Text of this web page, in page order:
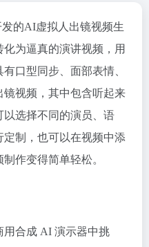
发的AI虚拟人出镜视频生
为逼真的演讲视频，用
口型同步、面部表情、
视频，其中包含听起来
选择不同的演员、语
制，也可以在视频中添
作变得简单轻松。
用合成 AI 演示器中挑